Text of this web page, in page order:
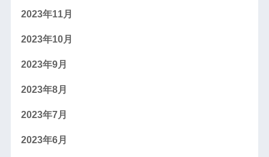
2023年11月
2023年10月
2023年9月
2023年8月
2023年7月
2023年6月